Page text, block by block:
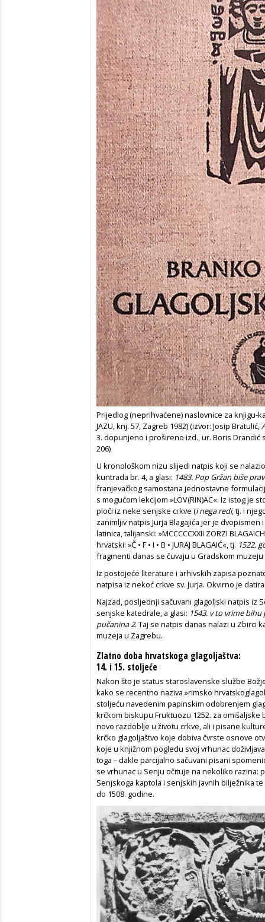
Prijedlog (neprihvaćene) naslovnice za knjigu-
JAZU, knj. 57, Zagreb 1982) (izvor: Josip Bratulić,
3. dopunjeno i prošireno izd., ur. Boris Drandić
206)
U kronološkom nizu slijedi natpis koji se
kuntrada br. 4, a glasi: 1483. Pop Gržan biše
franjevačkog samostana jednostavne
s mogućom lekcijom »LOV(RIN)AC«. Iz istog je
ploči iz neke senjske crkve (i nega redi, tj. i
zanimljiv natpis Jurja Blagajića jer je
latinica, talijanski: »MСССССХХII ZORZI
hrvatski: »Č • F • I • B • JURAJ BLAGAIĆ«, tj. 1522.
fragmenti danas se čuvaju u Gradskom muzeju
Iz postojeće literature i arhivskih zapisa
natpisa iz nekoć crkve sv. Jurja. Okvirno je
Najzad, posljednji sačuvani glagoljski natpis iz
senjske katedrale, a glasi: 1543. v to vrime
pučanina 2. Taj se natpis danas nalazi u Zbirci
muzeja u Zagrebu.
Zlatno doba hrvatskoga glagoljaštva:
14. i 15. stoljeće
Nakon što je status staroslavenske službe
kako se recentno naziva »rimsko
stoljeću navedenim papinskim odobrenjem
krčkom biskupu Fruktuozu 1252. za
novo razdoblje u životu crkve, ali i pisane
krčko glagoljaštvo koje dobiva čvrste osnove
koje u knjižnom pogledu svoj vrhunac
toga – dakle parcijalno sačuvani pisani
se vrhunac u Senju očituje na nekoliko razina:
Senjskoga kaptola i senjskih javnih bilježnika
do 1508. godine.